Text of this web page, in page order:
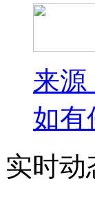
来源
如有
实时动